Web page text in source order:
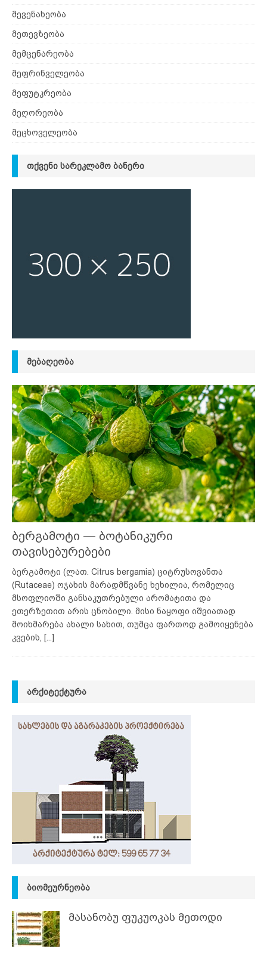
მევენახეობა
მეთევზეობა
მემცენარეობა
მეფრინველეობა
მეფუტკრეობა
მეღორეობა
მეცხოველეობა
ᲗᲥᲕᲔᲜᲘ ᲡᲐᲠᲔᲙᲚᲐᲛᲝ ᲑᲐᲜᲔᲠᲘ
ᲛᲔᲑᲐᲦᲔᲝᲑᲐ
ბერგამოტი — ბოტანიკური
თავისებურებები
ბერგამოტი (ლათ. Citrus bergamia) ციტრუსოვანთა
(Rutaceae) ოჯახის მარადმწვანე ხეხილია, რომელიც
მსოფლიოში განსაკუთრებული არომატითა და
ეთერზეთით არის ცნობილი. მისი ნაყოფი იშვიათად
მოიხმარება ახალი სახით, თუმცა ფართოდ გამოიყენება
კვების,
[...]
ᲐᲠᲥᲘᲢᲔᲥᲢᲣᲠᲐ
ᲑᲘᲝᲛᲔᲣᲠᲜᲔᲝᲑᲐ
მასანობუ ფუკუოკას მეთოდი